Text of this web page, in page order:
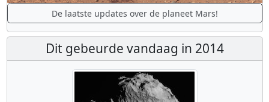
De laatste updates over de planeet Mars!
Dit gebeurde vandaag in 2014